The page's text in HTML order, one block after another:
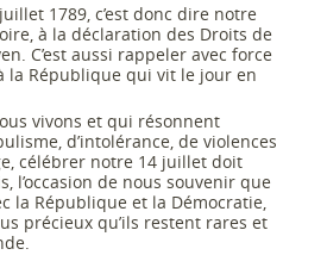
1789, c’est donc dire notre
à la déclaration des Droits de
C’est aussi rappeler avec force
la République qui vit le jour en
vivons et qui résonnent
d’intolérance, de violences
célébrer notre 14 juillet doit
l’occasion de nous souvenir que
la République et la Démocratie,
précieux qu’ils restent rares et